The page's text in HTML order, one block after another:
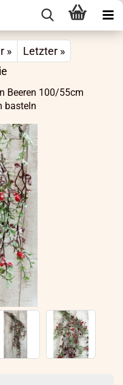
»
Letzter »
Beeren 100/55cm
basteln